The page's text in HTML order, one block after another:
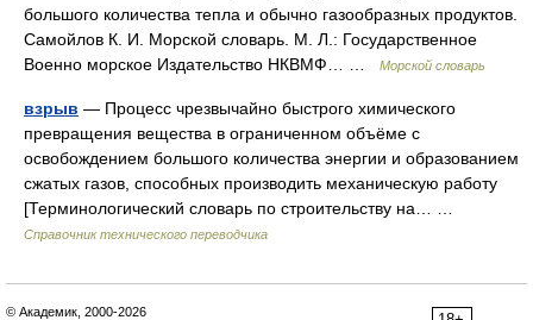
большого количества тепла и обычно газообразных продуктов.
Самойлов К. И. Морской словарь. М. Л.: Государственное
Военно морское Издательство НКВМФ… …
Морской словарь
взрыв — Процесс чрезвычайно быстрого химического
превращения вещества в ограниченном объёме с
освобождением большого количества энергии и образованием
сжатых газов, способных производить механическую работу
[Терминологический словарь по строительству на… …
Справочник технического переводчика
© Академик, 2000-2026